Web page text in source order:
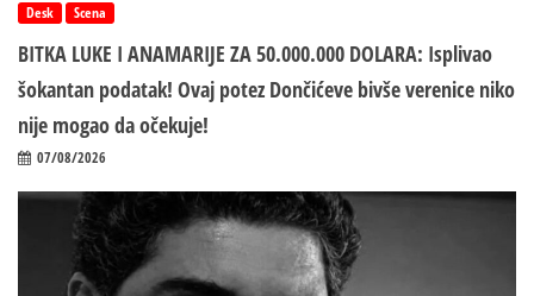
Desk Scena
BITKA LUKE I ANAMARIJE ZA 50.000.000 DOLARA: Isplivao
šokantan podatak! Ovaj potez Dončićeve bivše verenice niko
nije mogao da očekuje!
07/08/2026